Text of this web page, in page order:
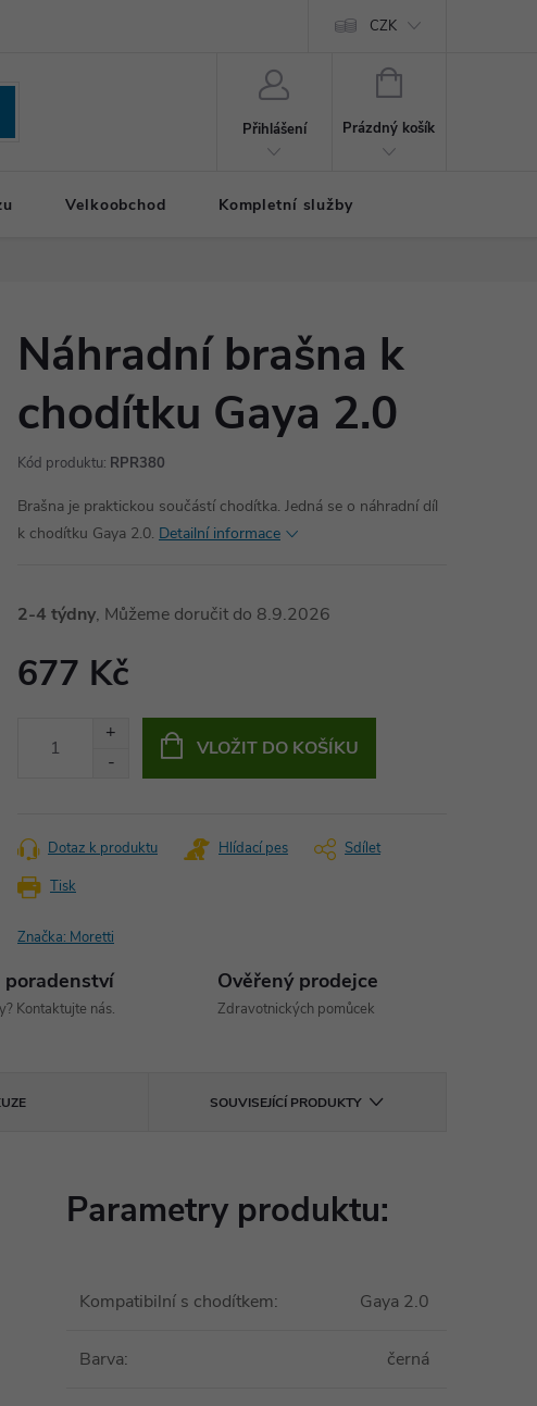
CZK
Přihlášení
NÁKUPNÍ
Prázdný košík
Velkoobchod Kompletní služby
Náhradní brašna k
chodítku Gaya 2.0
Kód produktu: RPR380
Brašna je praktickou součástí chodítka. Jedná se o náhradní díl
k chodítku Gaya 2.0. Detailní informace
2-4 týdny 8.9.2026
677 Kč
VLOŽIT DO KOŠÍKU
Tisk
Dotaz k produktu Hlídací pes Sdílet
Značka: Moretti
poradenství
Kontaktujte nás.
Ověřený prodejce
Zdravotnických pomůcek
SOUVISEJÍCÍ PRODUKTY
Parametry produktu:
Kompatibilní s chodítkem: Gaya 2.0
Barva: černá